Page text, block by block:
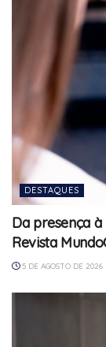
DESTAQUES
Da presença
Revista
5 DE AGOSTO DE 2026